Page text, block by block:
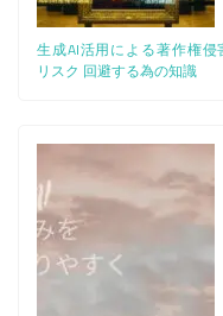
生成AI活用による著作権侵
リスク 回避する為の知識